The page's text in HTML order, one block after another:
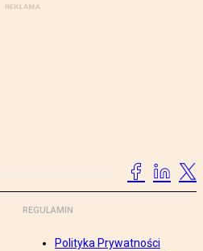
REGULAMIN
Polityka Prywatności